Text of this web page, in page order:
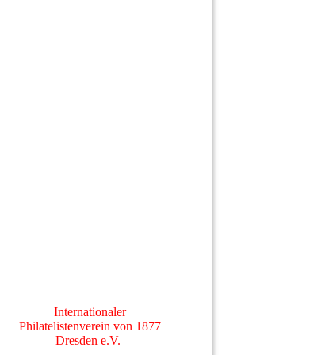
Internationaler
Philatelistenverein von 1877
Dresden e.V.